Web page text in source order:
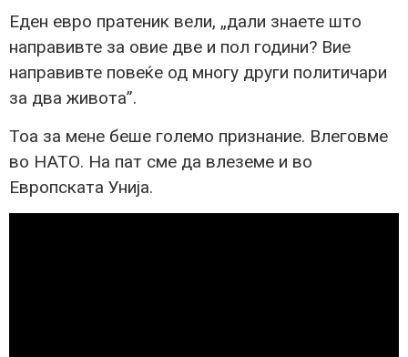
Еден евро пратеник вели, „дали знаете што
направивте за овие две и пол години? Вие
направивте повеќе од многу други политичари
за два живота”.
Тоа за мене беше големо признание. Влеговме
во НАТО. На пат сме да влеземе и во
Европската Унија.